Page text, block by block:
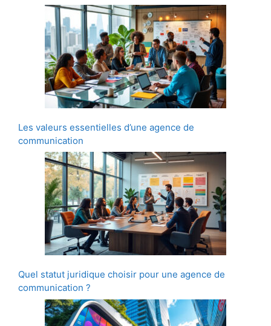
Les valeurs essentielles d’une agence de
communication
Quel statut juridique choisir pour une agence de
communication ?